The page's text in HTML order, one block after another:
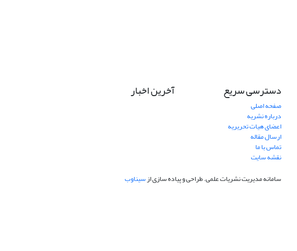
دسترسی سریع
صفحه اصلی
درباره نشریه
اعضای هیات تحریریه
ارسال مقاله
تماس با ما
نقشه سایت
آخرین اخبار
سامانه مدیریت نشریات علمی.طراحی و پیاده سازی ازسیناوب